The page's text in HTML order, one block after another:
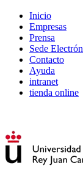
Inicio
Empresas
Prensa
Sede
Contacto
Ayuda
intranet
tienda online